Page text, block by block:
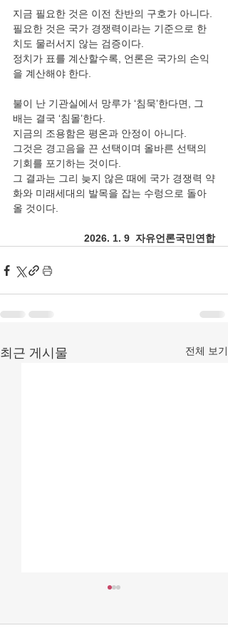
지금 필요한 것은 이전 찬반의 구호가 아니다.
필요한 것은 국가 경쟁력이라는 기준으로 한
치도 물러서지 않는 검증이다.
정치가 표를 계산할수록, 언론은 국가의 손익
을 계산해야 한다.
불이 난 기관실에서 망루가 ‘침묵’한다면, 그
배는 결국 ‘침몰’한다.
지금의 조용함은 평온과 안정이 아니다.
그것은 경고음을 끈 선택이며 올바른 선택의
기회를 포기하는 것이다.
그 결과는 그리 늦지 않은 때에 국가 경쟁력 약
화와 미래세대의 발목을 잡는 수렁으로 돌아
올 것이다.
2026. 1. 9  자유언론국민연합
최근 게시물 전체 보기